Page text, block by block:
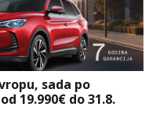
sada po
19.990€ do 31.8.